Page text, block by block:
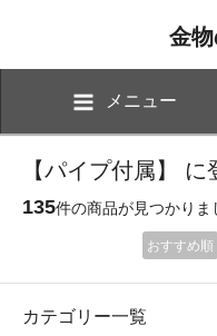
金
メニュー
【パイプ付属】
135件の商品が見つかりま
おすすめ順
カテゴリー一覧